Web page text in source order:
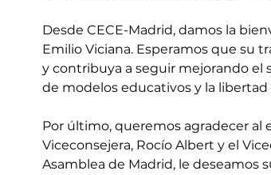
Desde CECE-Madrid, damos la
Emilio Viciana. Esperamos que su
y contribuya a seguir mejorando el
de modelos educativos y la libertad
Por último, queremos agradecer al
Viceconsejera, Rocío Albert y el
Asamblea de Madrid, le deseamos